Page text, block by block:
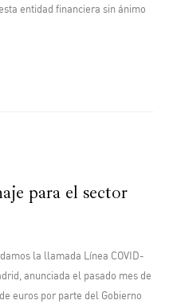
entidad financiera sin ánimo
para el sector
la llamada Línea COVID-
, anunciada el pasado mes de
euros por parte del Gobierno